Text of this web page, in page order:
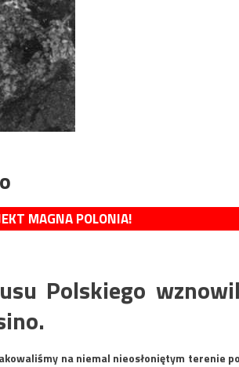
MAGNA POLONIA!
Polskiego
na niemal nieosłoniętym terenie